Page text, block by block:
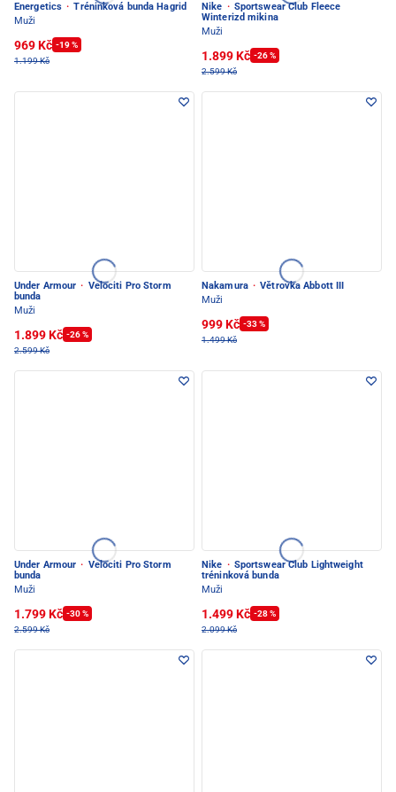
Energetics · Tréninková bunda Hagrid
Muži
969 Kč -19 %
1.199 Kč
Nike · Sportswear Club Fleece
Winterizd mikina
Muži
1.899 Kč -26 %
2.599 Kč
Under Armour · Velociti Pro Storm
bunda
Muži
1.899 Kč -26 %
2.599 Kč
Nakamura · Větrovka Abbott III
Muži
999 Kč -33 %
1.499 Kč
Under Armour · Velociti Pro Storm
bunda
Muži
1.799 Kč -30 %
2.599 Kč
Nike · Sportswear Club Lightweight
tréninková bunda
Muži
1.499 Kč -28 %
2.099 Kč